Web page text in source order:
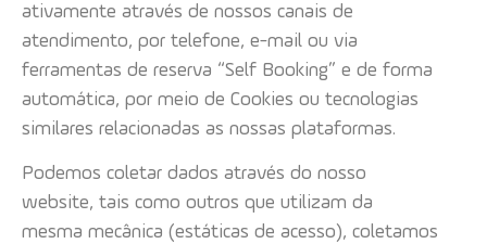
ativamente através de nossos canais de
atendimento, por telefone, e-mail ou via
ferramentas de reserva “Self Booking” e de forma
automática, por meio de Cookies ou tecnologias
similares relacionadas as nossas plataformas.
Podemos coletar dados através do nosso
website, tais como outros que utilizam da
mesma mecânica (estáticas de acesso), coletamos